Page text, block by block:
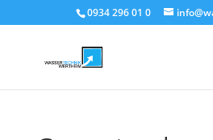
0934 296 01 0